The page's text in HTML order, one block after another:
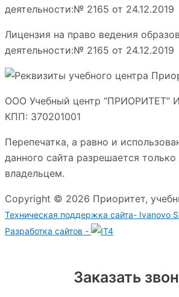
Лицензия на право ведения
деятельности:№ 2165 от 24.12.2019
ООО Учебный центр “ПРИОРИТЕТ”
КПП: 370201001
Перепечатка, а равно и
данного сайта разрешается
владельцем.
Copyright © 2026 Приоритет,
Техническая поддержка сайта- Ivanovo
Разработка сайтов -
Заказать